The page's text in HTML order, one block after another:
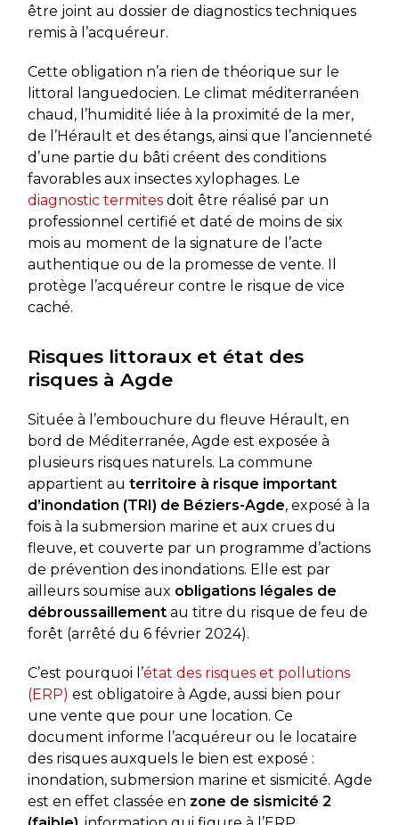
être joint au dossier de diagnostics techniques
remis à l’acquéreur.
Cette obligation n’a rien de théorique sur le
littoral languedocien. Le climat méditerranéen
chaud, l’humidité liée à la proximité de la mer,
de l’Hérault et des étangs, ainsi que l’ancienneté
d’une partie du bâti créent des conditions
favorables aux insectes xylophages. Le
diagnostic termitesdoit être réalisé par un
professionnel certifié et daté de moins de six
mois au moment de la signature de l’acte
authentique ou de la promesse de vente. Il
protège l’acquéreur contre le risque de vice
caché.
Risques littoraux et état des
risques à Agde
Située à l’embouchure du fleuve Hérault, en
bord de Méditerranée, Agde est exposée à
plusieurs risques naturels. La commune
appartient au territoire à risque important
d’inondation (TRI) de Béziers-Agde, exposé à la
fois à la submersion marine et aux crues du
fleuve, et couverte par un programme d’actions
de prévention des inondations. Elle est par
ailleurs soumise aux obligations légales de
débroussaillementau titre du risque de feu de
forêt (arrêté du 6 février 2024).
C’est pourquoi l’état des risques et pollutions
(ERP) est obligatoire à Agde, aussi bien pour
une vente que pour une location. Ce
document informe l’acquéreur ou le locataire
des risques auxquels le bien est exposé :
inondation, submersion marine et sismicité. Agde
est en effet classée en zone de sismicité 2